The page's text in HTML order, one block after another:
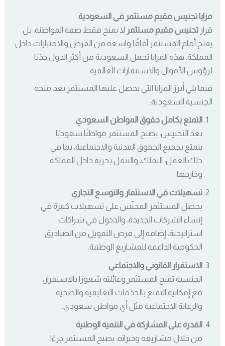
مزايا تجنيس مقيم مستثمر في السعودية
قرارتجنيس مقيم مستثمر لا يمنح فقط صفة المواطنة، بل
يفتح أمام المستثمر آفاقًا واسعة من الفرص والامتيازات داخل
المملكة. هذه المزايا تجعل السعودية من أكثر الدول جذبًا
لرؤوس الأموال والاستثمارات العالمية.
فيما يلي أبرز المزايا التي يحصل عليها المستثمر بعد منحه
الجنسية السعودية:
التمتع بكامل حقوق المواطن السعودي
بعد التجنيس، يصبح المستثمر مواطنًا سعوديًا
يتمتع بجميع الحقوق المدنية والاجتماعية، بما في
ذلك العمل، التملك، والتنقل بحرية داخل المملكة
وخارجها.
تسهيلات في الاستثمار والتوسع التجاري
يحصل المستثمر المجنّس على تسهيلات كبيرة في
إنشاء الشركات الجديدة، والدخول في شراكات
استراتيجية، إضافة إلى فرص التمويل من الصناديق
الحكومية الداعمة للمشاريع الوطنية.
الاستقرار القانوني والاجتماعي
الجنسية تمنح المستثمر وعائلته شعورًا بالاستقرار،
مع إمكانية التمتع بالخدمات التعليمية والصحية
والرعاية الاجتماعية مثل أي مواطن سعودي.
القدرة على المشاركة في التنمية الوطنية
من خلال مشاريعه وخبراته، يصبح المستثمر جزءًا